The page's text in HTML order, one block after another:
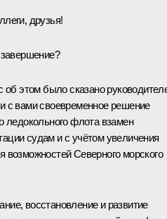
друзья!
об этом было сказано
с вами своевременное решение
ледокольного флота взамен
судам и с учётом увеличения
возможностей Северного морского
восстановление и развитие